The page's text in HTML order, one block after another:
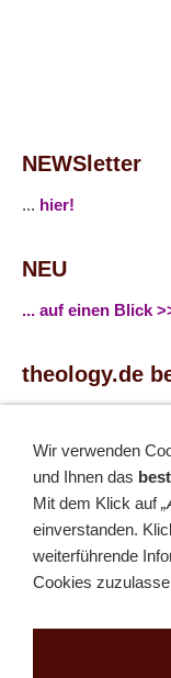
NEWSletter
... hier!
NEU
... auf einen Blick
theology.de
... Twitter
Monatsrätsel
Rätseln &
Wir verwenden
und Ihnen das
Mit dem Klick auf
einverstanden.
weiterführende
Cookies